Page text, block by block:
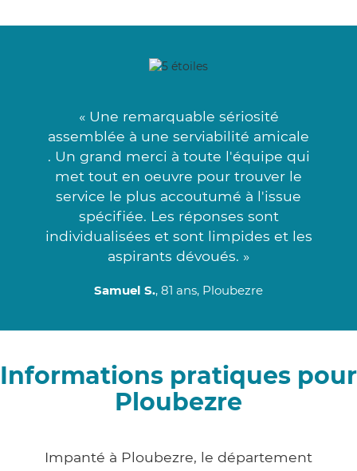
« Une remarquable sériosité
assemblée à une serviabilité amicale
. Un grand merci à toute l'équipe qui
met tout en oeuvre pour trouver le
service le plus accoutumé à l'issue
spécifiée. Les réponses sont
individualisées et sont limpides et les
aspirants dévoués. »
Samuel S., 81 ans, Ploubezre
Informations pratiques pour
Ploubezre
Impanté à Ploubezre, le département